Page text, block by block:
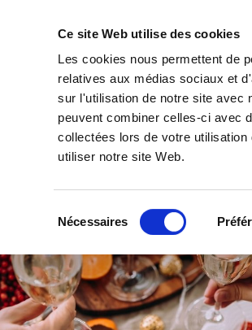
Ce site Web utilise des cookies
Les cookies nous permettent de
relatives aux médias sociaux et
sur l'utilisation de notre site avec
peuvent combiner celles-ci avec
collectées lors de votre
utiliser notre site Web.
du
Nécessaires
Nos services Nous